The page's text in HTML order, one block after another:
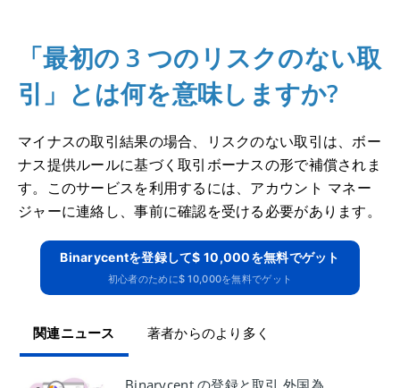
「最初の 3 つのリスクのない取
引」とは何を意味しますか?
マイナスの取引結果の場合、リスクのない取引は、ボー
ナス提供ルールに基づく取引ボーナスの形で補償されま
す。
このサービスを利用するには、アカウント マネー
ジャーに連絡し、事前に確認を受ける必要があります。
Binarycentを登録して$ 10,000を無料でゲット
初心者のために$ 10,000を無料でゲット
関連ニュース 著者からのより多く
Binarycent の登録と取引 外国為